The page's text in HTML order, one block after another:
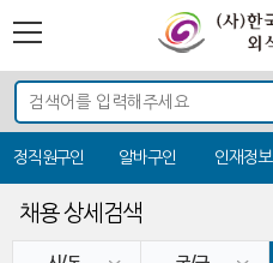
정직원구인 알바구인 인재정보
채용 상세검색